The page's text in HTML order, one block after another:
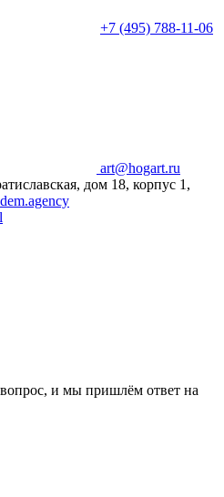
+7 (495) 788-11-06
art@hogart.ru
дом 18, корпус 1,
и мы пришлём ответ на